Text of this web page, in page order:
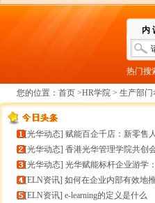
内
热门搜
您的位置： 首页 >HR学院 > 生产部门
[光华动态] 赋能百企千店：新零售人才发展与
[光华动态] 香港光华管理学院共创
[光华动态] 光华赋能标杆企业游学：走进阿里巴
[ELN资讯] 如何在企业内部有效地推广使
[ELN资讯] e-learning的定义是什么